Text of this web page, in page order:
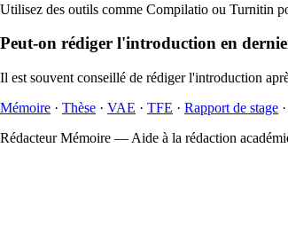
Utilisez des outils comme Compilatio ou Turnitin
Peut-on rédiger l'introduction en
Il est souvent conseillé de rédiger l'introduction
Mémoire · Thèse · VAE · TFE · Rapport de stage ·
Rédacteur Mémoire — Aide à la rédaction